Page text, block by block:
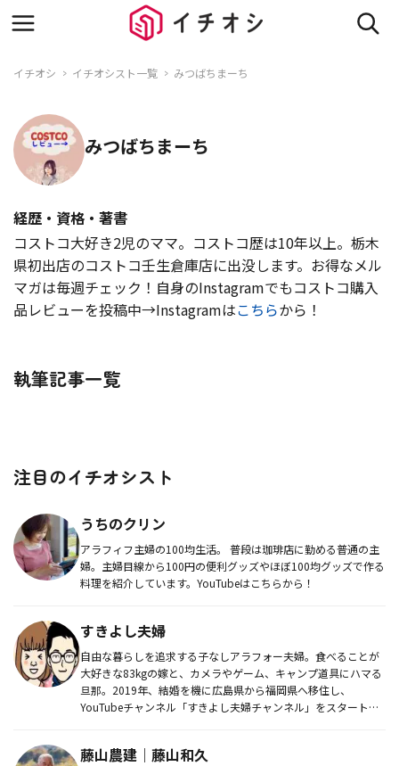
イチオシ イチオシスト一覧 みつばちまーち
みつばちまーち
経歴・資格・著書
コストコ大好き2児のママ。コストコ歴は10年以上。栃木
県初出店のコストコ壬生倉庫店に出没します。お得なメル
マガは毎週チェック！自身のInstagramでもコストコ購入
品レビューを投稿中→Instagramはこちらから！
執筆記事一覧
注目のイチオシスト
うちのクリン
アラフィフ主婦の100均生活。 普段は珈琲店に勤める普通の主
婦。主婦目線から100円の便利グッズやほぼ100均グッズで作る
料理を紹介しています。YouTubeはこちらから！
すきよし夫婦
自由な暮らしを追求する子なしアラフォー夫婦。食べることが
大好きな83kgの嫁と、カメラやゲーム、キャンプ道具にハマる
旦那。2019年、結婚を機に広島県から福岡県へ移住し、
YouTubeチャンネル「すきよし夫婦チャンネル」をスタート。
藤山農建｜藤山和久